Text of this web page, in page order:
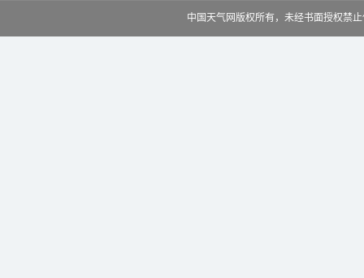
中国天气网版权所有，未经书面授权